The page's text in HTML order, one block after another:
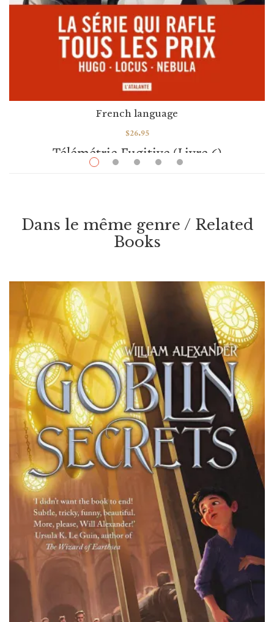
Télémétrie Fugitive (livre 6)
French language
$26.95
Dans le même genre / Related
Books